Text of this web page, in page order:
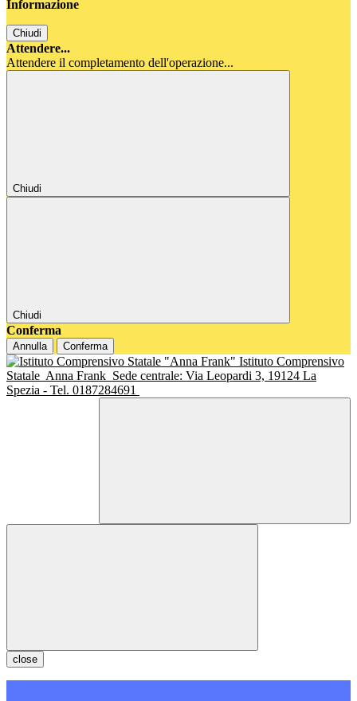
Informazione
Chiudi
Attendere...
Attendere il completamento dell'operazione...
Chiudi
Chiudi
Conferma
Annulla Conferma
Istituto Comprensivo
Statale Anna Frank Sede centrale: Via Leopardi 3, 19124 La
Spezia - Tel. 0187284691
close